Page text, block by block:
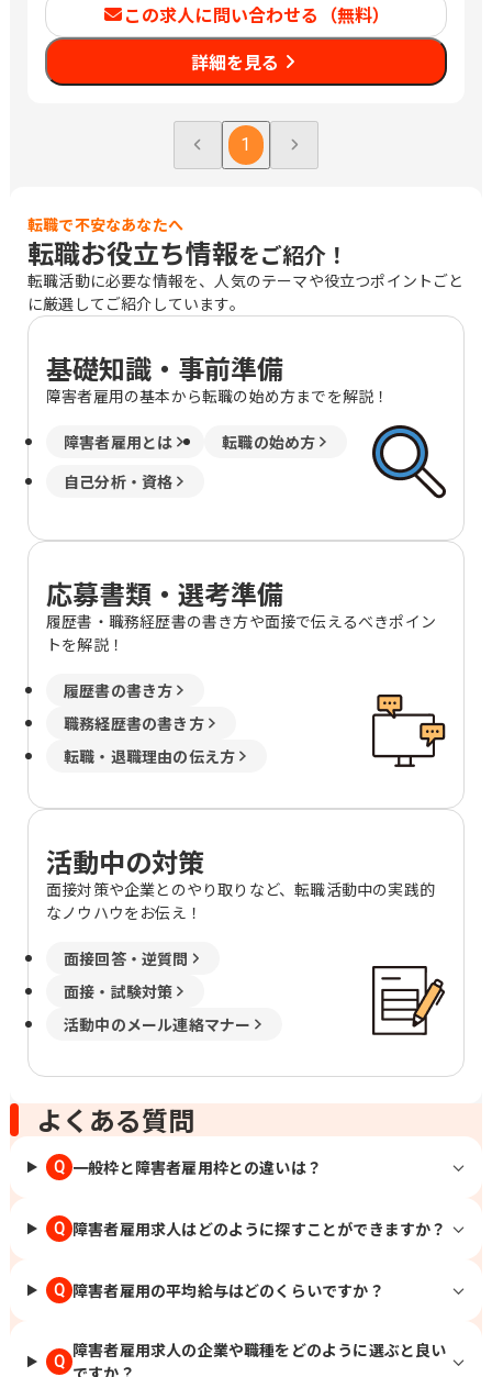
この求人に問い合わせる（無料）
詳細を見る
1
転職で不安なあなたへ
転職お役立ち情報をご紹介！
転職活動に必要な情報を、人気のテーマや役立つポイントごと
に厳選してご紹介しています。
基礎知識・事前準備
障害者雇用の基本から転職の始め方までを解説！
障害者雇用とは
転職の始め方
自己分析・資格
応募書類・選考準備
履歴書・職務経歴書の書き方や面接で伝えるべきポイン
トを解説！
履歴書の書き方
職務経歴書の書き方
転職・退職理由の伝え方
活動中の対策
面接対策や企業とのやり取りなど、転職活動中の実践的
なノウハウをお伝え！
面接回答・逆質問
面接・試験対策
活動中のメール連絡マナー
よくある質問
Q 一般枠と障害者雇用枠との違いは？
Q 障害者雇用求人はどのように探すことができますか？
Q 障害者雇用の平均給与はどのくらいですか？
Q
障害者雇用求人の企業や職種をどのように選ぶと良い
ですか？